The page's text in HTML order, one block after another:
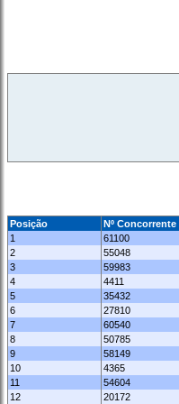
Posição Nº Concorrente
1
61100
2
55048
3
59983
4
4411
5
35432
6
27810
7
60540
8
50785
9
58149
10
4365
11
54604
12
20172